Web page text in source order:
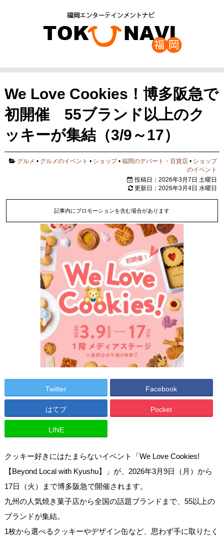
We Love Cookies！博多阪急で
初開催 55ブランド以上のク
ッキーが集結（3/9～17）
グルメ • グルメのイベント • ショップ•福岡のデパート・百貨店 • ショップ
のイベント
投稿日：2026年3月7日 土曜日
更新日：2026年3月4日 水曜日
記事内にプロモーションを含む場合があります
Twitter Facebook
はてブ Pocket
LINE
クッキー好きにはたまらないイベント「We Love Cookies!
【Beyond Local with Kyushu】」が、2026年3月9日（月）から
17日（火）まで博多阪急で開催されます。
九州の人気焼き菓子店から全国の話題ブランドまで、55以上の
ブランドが集結。
1枚から選べるクッキーやデザイン缶など、思わず手に取りたく